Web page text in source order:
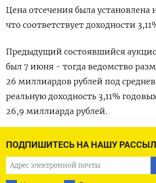
ПОДПИШИТЕСЬ НА НАШУ
Цена отсечения была установлена
что соответствует доходности
Предыдущий состоявшийся
был 7 июня - тогда ведомство
26 миллиардов рублей под
реальную доходность 3,11%
26,9 миллиарда рублей.
индексом потребительских цен,